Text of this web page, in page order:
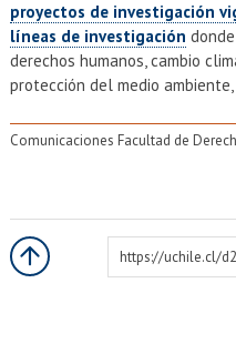
proyectos de investigación
líneas de investigación
derechos humanos, cambio
protección del medio
Comunicaciones Facultad de
https://uchile.cl/